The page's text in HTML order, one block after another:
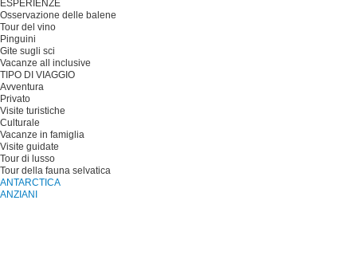
ESPERIENZE
Osservazione delle balene
Tour del vino
Pinguini
Gite sugli sci
Vacanze all inclusive
TIPO DI VIAGGIO
Avventura
Privato
Visite turistiche
Culturale
Vacanze in famiglia
Visite guidate
Tour di lusso
Tour della fauna selvatica
ANTARCTICA
ANZIANI